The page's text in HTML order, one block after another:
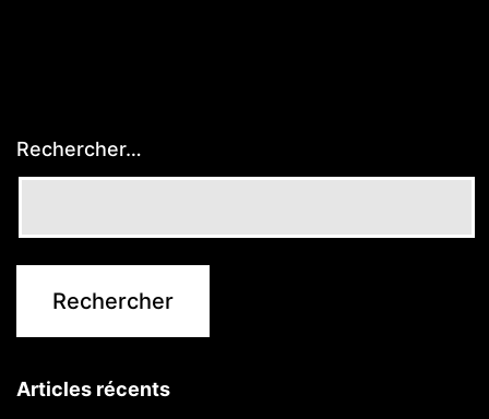
Rechercher…
Articles récents